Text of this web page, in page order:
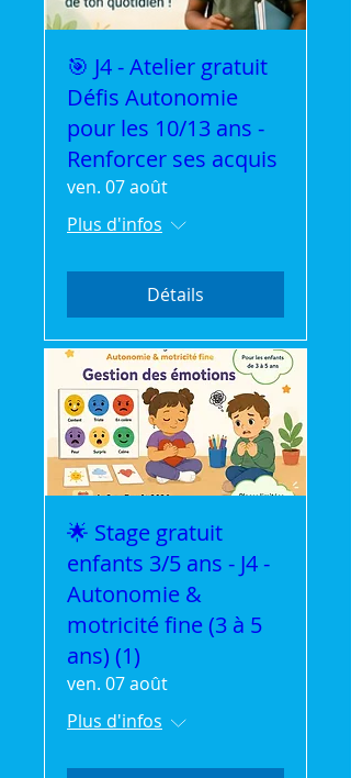
🎯 J4 - Atelier gratuit
Défis Autonomie
pour les 10/13 ans -
Renforcer ses acquis
ven. 07 août
Plus d'infos
Détails
🌟 Stage gratuit
enfants 3/5 ans - J4 -
Autonomie &
motricité fine (3 à 5
ans) (1)
ven. 07 août
Plus d'infos